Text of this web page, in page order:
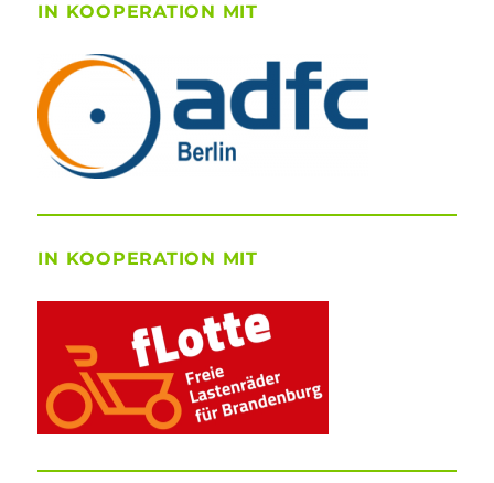
IN KOOPERATION MIT
IN KOOPERATION MIT